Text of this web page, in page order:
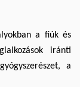
a fiúk és
iránti
a